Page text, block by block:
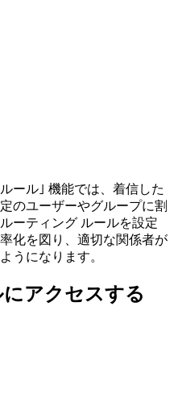
ール｣ 機能では、着信した
のユーザーやグループに割
ーティング ルールを設定
化を図り、適切な関係者が
うになります。
アクセスする